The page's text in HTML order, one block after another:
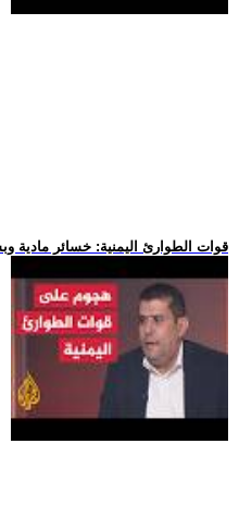
.. قوات الطوارئ اليمنية: خسائر